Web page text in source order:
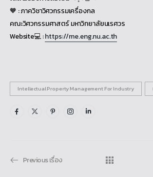
🧡 : ภาควิชาวิศวกรรมเครื่องกล
คณะวิศวกรรมศาสตร์ มหาวิทยาลัยนเรศวร
Website💻 :https://me.eng.nu.ac.th
Intellectual Property Management For Industry
Previous เรื่อง